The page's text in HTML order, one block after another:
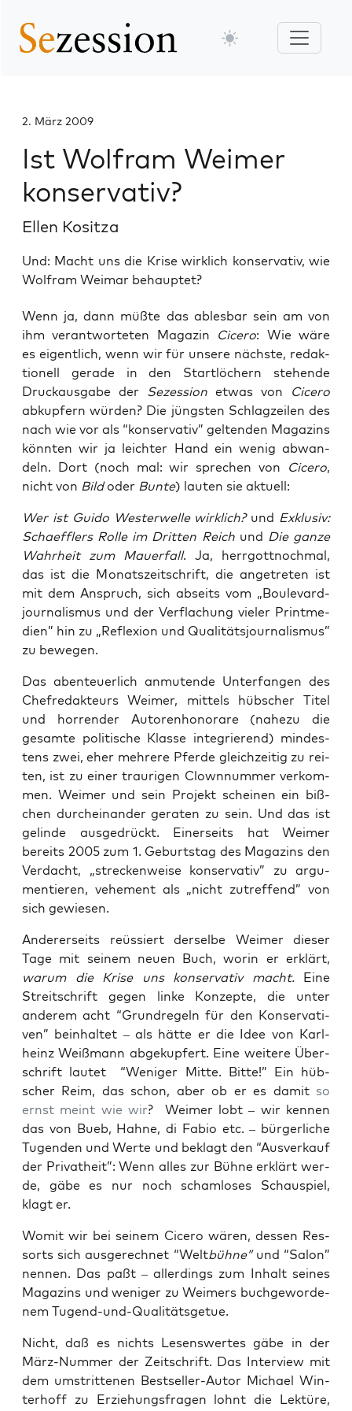
2. März 2009
Ist Wolfram Weimer
konservativ?
Ellen Kositza
Und: Macht uns die Krise wirklich konservativ, wie
Wolfram Weimar behauptet?
Wenn ja, dann müß­te das ables­bar sein am von
ihm ver­ant­wor­te­ten Maga­zin Cice­ro: Wie wäre
es eigent­lich, wenn wir für unse­re nächs­te, redak­
tio­nell gera­de in den Start­lö­chern ste­hen­de
Druck­aus­ga­be der Sezes­si­on etwas von Cice­ro
abkup­fern wür­den? Die jüngs­ten Schlag­zei­len des
nach wie vor als “kon­ser­va­tiv” gel­ten­den Maga­zins
könn­ten wir ja leich­ter Hand ein wenig abwan­
deln. Dort (noch mal: wir spre­chen von Cice­ro,
nicht von Bildoder Bun­te) lau­ten sie aktuell:
Wer ist Gui­do Wes­ter­wel­le wirk­lich?und Exklu­siv:
Schaeff­lers Rol­le im Drit­ten Reichund Die gan­ze
Wahr­heit zum Mau­er­fall. Ja, herr­gott­noch­mal,
das ist die Monats­zeit­schrift, die ange­tre­ten ist
mit dem Anspruch, sich abseits vom „Bou­le­vard­
jour­na­lis­mus und der Ver­fla­chung vie­ler Print­me­
di­en” hin zu „Refle­xi­on und Qua­li­täts­jour­na­lis­mus”
zu bewegen.
Das aben­teu­er­lich anmu­ten­de Unter­fan­gen des
Chef­re­dak­teurs Wei­mer, mit­tels hüb­scher Titel
und hor­ren­der Autoren­ho­no­ra­re (nahe­zu die
gesam­te poli­ti­sche Klas­se inte­grie­rend) min­des­
tens zwei, eher meh­re­re Pfer­de gleich­zei­tig zu rei­
ten, ist zu einer trau­ri­gen Clown­num­mer ver­kom­
men. Wei­mer und sein Pro­jekt schei­nen ein biß­
chen durch­ein­an­der gera­ten zu sein. Und das ist
gelin­de aus­ge­drückt. Einer­seits hat Wei­mer
bereits 2005 zum 1. Geburts­tag des Maga­zins den
Ver­dacht, „stre­cken­wei­se kon­ser­va­tiv” zu argu­
men­tie­ren, vehe­ment als „nicht zutref­fend” von
sich gewiesen.
Ande­rer­seits reüs­siert der­sel­be Wei­mer die­ser
Tage mit sei­nem neu­en Buch, wor­in er erklärt,
war­um die Kri­se uns kon­ser­va­tiv macht. Eine
Streit­schrift gegen lin­ke Kon­zep­te, die unter
ande­rem acht “Grund­re­geln für den Kon­ser­va­ti­
ven” beinhal­tet – als hät­te er die Idee von Karl­
heinz Weiß­mann abge­kup­fert. Eine wei­te­re Über­
schrift lau­tet “Weni­ger Mit­te. Bit­te!” Ein hüb­
scher Reim, das schon, aber ob er es damit so
ernst meint wie wir? Wei­mer lobt – wir ken­nen
das von Bueb, Hah­ne, di Fabio etc. – bür­ger­li­che
Tugen­den und Wer­te und beklagt den “Aus­ver­kauf
der Pri­vat­heit”: Wenn alles zur Büh­ne erklärt wer­
de, gäbe es nur noch scham­lo­ses Schau­spiel,
klagt er.
Womit wir bei sei­nem Cice­ro wären, des­sen Res­
sorts sich aus­ge­rech­net “Weltbüh­ne”und “Salon”
nen­nen. Das paßt – aller­dings zum Inhalt sei­nes
Maga­zins und weni­ger zu Wei­mers buch­ge­wor­de­
nem Tugend-und-Qualitätsgetue.
Nicht, daß es nichts Lesens­wer­tes gäbe in der
März-Num­mer der Zeit­schrift. Das Inter­view mit
dem umstrit­te­nen Best­sel­ler-Autor Micha­el Win­
ter­hoff zu Erzie­hungs­fra­gen lohnt die Lek­tü­re,